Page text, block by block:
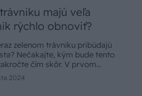
majú veľa
rýchlo obnoviť?
zelenom trávniku pribúdajú
Nečakajte, kým bude tento
čím skôr. V prvom
príčinu a pustite sa do
posilniť jeho rast.
2024